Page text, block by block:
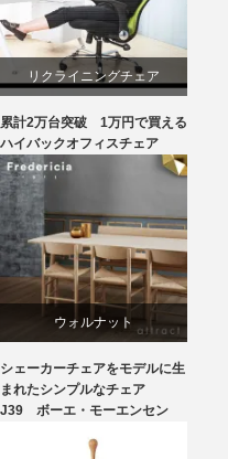
椅子
リクライニングチェア
ワークチェア
累計2万台突破 1万円で買える
ハイバックオフィスチェア
ウォルナット
オーク
ダイニング
シェーカーチェアをモデルに生
まれたシンプルなチェア
J39 ボーエ・モーエンセン